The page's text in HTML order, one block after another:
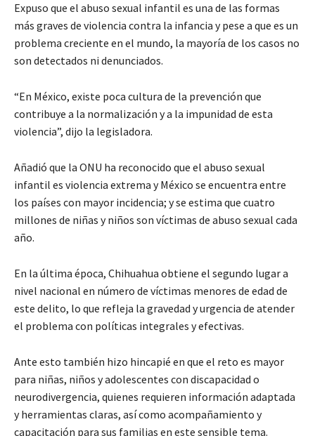
Expuso que el abuso sexual infantil es una de las formas
más graves de violencia contra la infancia y pese a que es un
problema creciente en el mundo, la mayoría de los casos no
son detectados ni denunciados.
“En México, existe poca cultura de la prevención que
contribuye a la normalización y a la impunidad de esta
violencia”, dijo la legisladora.
Añadió que la ONU ha reconocido que el abuso sexual
infantil es violencia extrema y México se encuentra entre
los países con mayor incidencia; y se estima que cuatro
millones de niñas y niños son víctimas de abuso sexual cada
año.
En la última época, Chihuahua obtiene el segundo lugar a
nivel nacional en número de víctimas menores de edad de
este delito, lo que refleja la gravedad y urgencia de atender
el problema con políticas integrales y efectivas.
Ante esto también hizo hincapié en que el reto es mayor
para niñas, niños y adolescentes con discapacidad o
neurodivergencia, quienes requieren información adaptada
y herramientas claras, así como acompañamiento y
capacitación para sus familias en este sensible tema.